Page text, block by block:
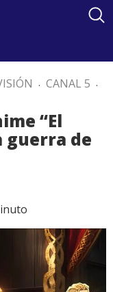
. CANAL 5 .
“El
guerra de